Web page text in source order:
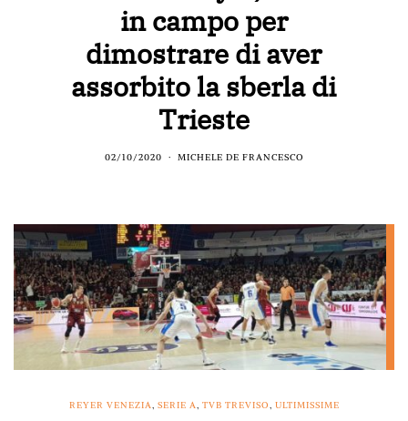
in campo per
dimostrare di aver
assorbito la sberla di
Trieste
02/10/2020 MICHELE DE FRANCESCO
REYER VENEZIA, SERIE A, TVB TREVISO, ULTIMISSIME